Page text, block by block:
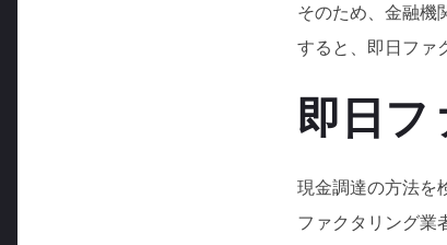
そのため、金融機
すると、即日ファ
即日フ
現金調達の方法を
ファクタリング業